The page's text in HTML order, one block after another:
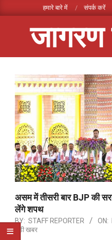
to
हमारे बारे में संपर्क करें
जागरण
Navigation
Menu
असम में तीसरी बार BJP की
लेंगे शपथ
BY: STAFF REPORTER ON:
बड़ी खबर